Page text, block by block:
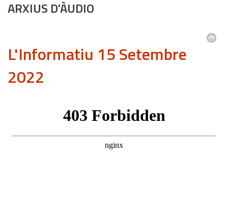
ARXIUS D'ÀUDIO
L'Informatiu 15 Setembre
2022